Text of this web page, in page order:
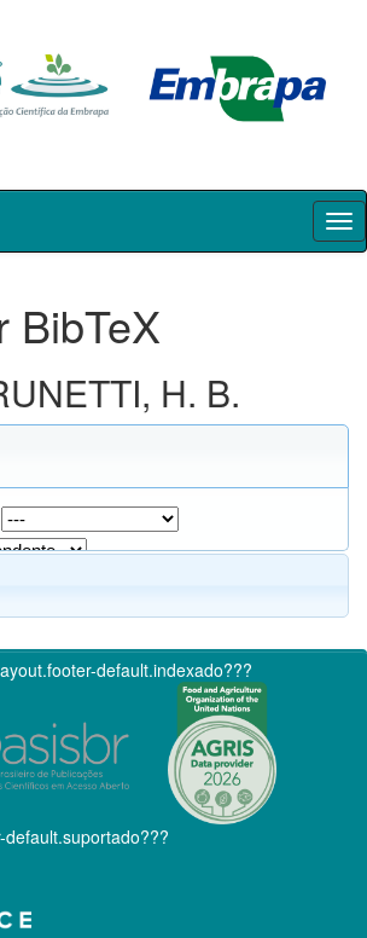
BibTeX
H. B.
default.indexado???